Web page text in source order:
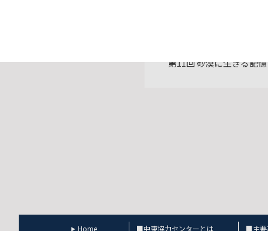
ダウンロードファイル
第11回 砂漠に生きる記憶
Home ■中東協力センターとは ■主要